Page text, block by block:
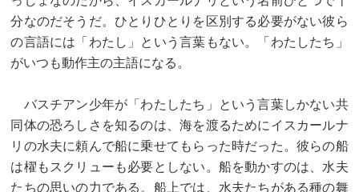
分なのだそうだ。ひとりひとりを区別する必要がない彼ら
の言語には「わたし」という言葉もない。「わたしたち」
がいつも動作主の主語になる。
バスチアン少年が「わたしたち」という言葉しかない共
同体の恐ろしさを知るのは、海を渡るためにイスカールナ
リの水夫に頼んで船に乗せてもらった時だった。彼らの船
は櫂もスクリューも必要としない。船を動かすのは、水夫
たちの思いの力である。船上では、水夫たちがある種の舞